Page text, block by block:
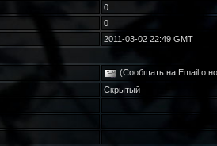
0
0
2011-03-02 22:49 GMT
(Сообщать на Email о
Скрытый